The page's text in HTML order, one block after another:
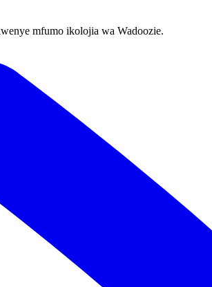
mfumo ikolojia wa Wadoozie.